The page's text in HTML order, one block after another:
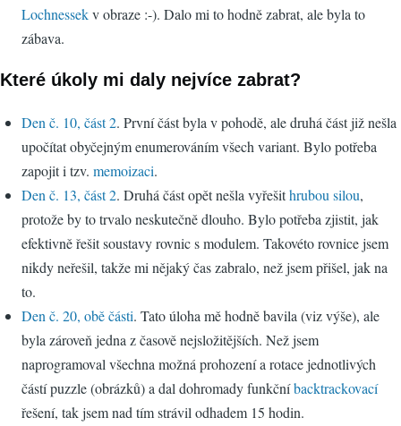
Lochnessekv obraze :-). Dalo mi to hodně zabrat, ale byla to
zábava.
Které úkoly mi daly nejvíce zabrat?
Den č. 10, část 2. První část byla v pohodě, ale druhá část již nešla
upočítat obyčejným enumerováním všech variant. Bylo potřeba
zapojit i tzv. memoizaci.
Den č. 13, část 2. Druhá část opět nešla vyřešithrubou silou,
protože by to trvalo neskutečně dlouho. Bylo potřeba zjistit, jak
efektivně řešit soustavy rovnic s modulem. Takovéto rovnice jsem
nikdy neřešil, takže mi nějaký čas zabralo, než jsem přišel, jak na
to.
Den č. 20, obě části. Tato úloha mě hodně bavila (viz výše), ale
byla zároveň jedna z časově nejsložitějších. Než jsem
naprogramoval všechna možná prohození a rotace jednotlivých
částí puzzle (obrázků) a dal dohromady funkčníbacktrackovací
řešení, tak jsem nad tím strávil odhadem 15 hodin.